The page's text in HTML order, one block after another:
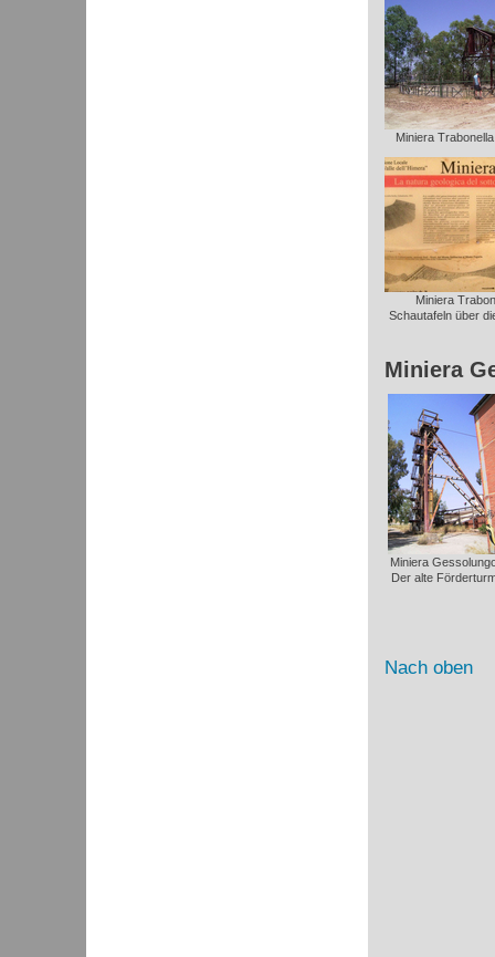
Miniera
Miniera
Schautafeln über
Miniera
Miniera
Der alte
Nach oben